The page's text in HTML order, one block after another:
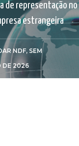
de representação no
estrangeira
NDF, SEM
DE 2026